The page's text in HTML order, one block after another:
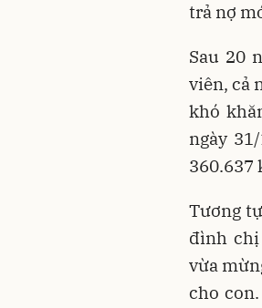
trả nợ
Sau 20
viên, cả
khó
ngày
360.637
Tương
đình chị
vừa
cho